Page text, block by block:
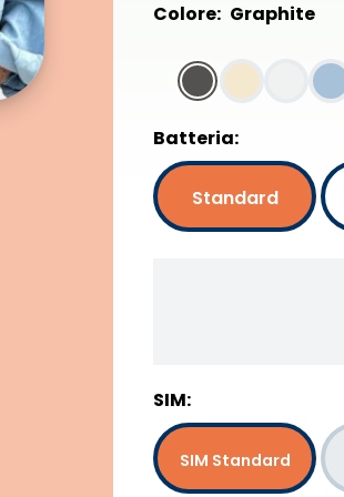
Colore: Graphite
Batteria:
Standard
SIM:
SIM Standard